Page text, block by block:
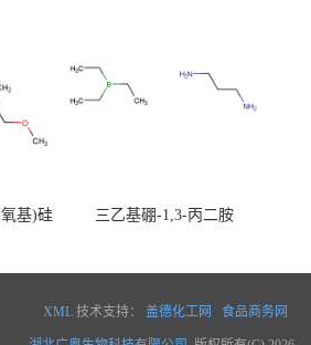
基)硅
三乙基硼-1,3-丙二胺
XML 技术支持： 盖德化工网 食品商务网